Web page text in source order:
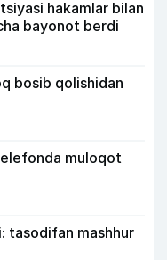
hakamlar bilan
bayonot berdi
bosib qolishidan
muloqot
tasodifan mashhur